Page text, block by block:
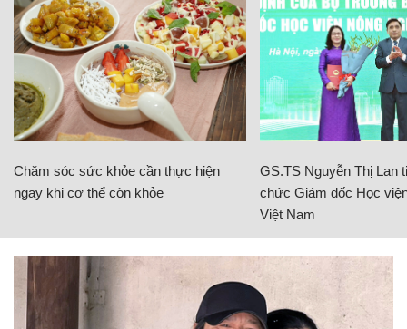
Chăm sóc sức khỏe cần thực hiện
ngay khi cơ thể còn khỏe
GS.TS Nguyễn Thị Lan
chức Giám đốc Học
Việt Nam